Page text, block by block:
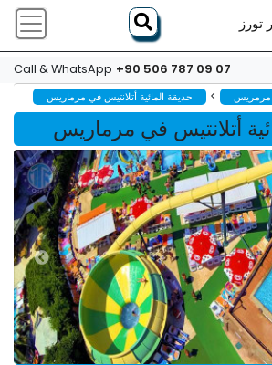
تورز
Call & WhatsApp +90 506 787 09 07
مرمريس > حديقة المائية أتلانتيس في مرماريس
أتلانتيس في مرماريس